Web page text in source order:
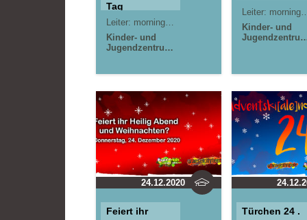
Tag
Leiter: morningrise* . jOrn
Kinder- und
Jugendzentrum
Stadtteilzentrum
Gräselberg .
Wiesbaden
Leiter: morningrise* . jOrn
Kinder- und
Gräselberg .
Wiesbaden
24.12.2020
Feiert ihr
Türchen 24 .